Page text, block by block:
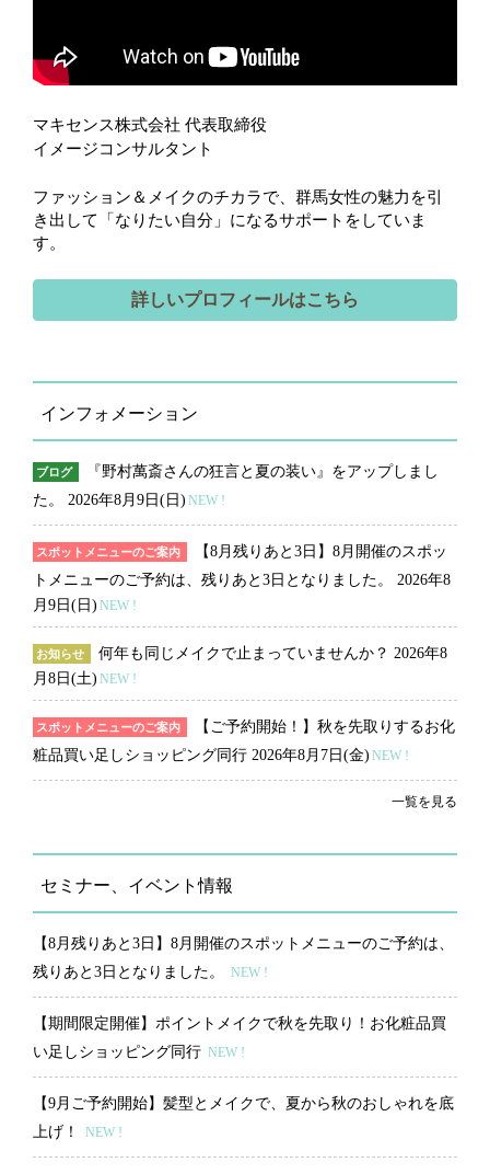
マキセンス株式会社 代表取締役
イメージコンサルタント
ファッション＆メイクのチカラで、群馬女性の魅力を引
き出して「なりたい自分」になるサポートをしていま
す。
詳しいプロフィールはこちら
インフォメーション
ブログ
『野村萬斎さんの狂言と夏の装い』をアップしまし
た。 2026年8月9日(日) NEW !
スポットメニューのご案内
【8月残りあと3日】8月開催のスポッ
トメニューのご予約は、残りあと3日となりました。 2026年8
月9日(日) NEW !
お知らせ 何年も同じメイクで止まっていませんか？ 2026年8
月8日(土) NEW !
スポットメニューのご案内
【ご予約開始！】秋を先取りするお化
粧品買い足しショッピング同行 2026年8月7日(金) NEW !
一覧を見る
セミナー、イベント情報
【8月残りあと3日】8月開催のスポットメニューのご予約は、
残りあと3日となりました。
NEW !
【期間限定開催】ポイントメイクで秋を先取り！お化粧品買
い足しショッピング同行 NEW !
【9月ご予約開始】髪型とメイクで、夏から秋のおしゃれを底
上げ！
NEW !